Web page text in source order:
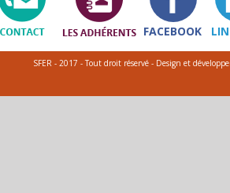
FACEBOOK
SFER - 2017 - Tout droit réservé - Design et